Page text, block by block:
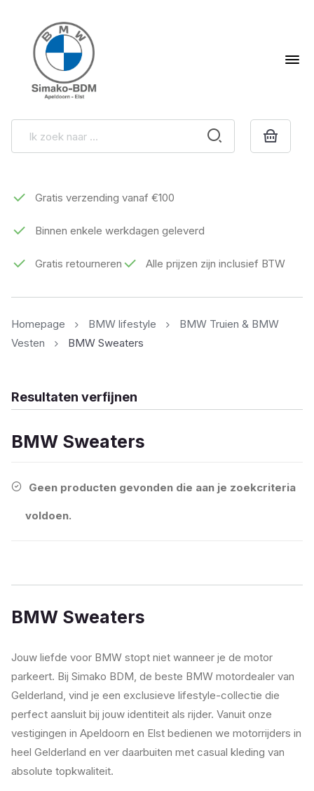
Gratis verzending vanaf €100
Binnen enkele werkdagen geleverd
Gratis retourneren Alle prijzen zijn inclusief BTW
Homepage BMW lifestyle
BMW Truien & BMW
Vesten
BMW Sweaters
BMW Sweaters
Geen producten gevonden die aan je zoekcriteria
voldoen.
Resultaten verfijnen
BMW Sweaters
Jouw liefde voor BMW stopt niet wanneer je de motor
parkeert. Bij Simako BDM, de beste BMW motordealer van
Gelderland, vind je een exclusieve lifestyle-collectie die
perfect aansluit bij jouw identiteit als rijder. Vanuit onze
vestigingen in Apeldoorn en Elst bedienen we motorrijders in
heel Gelderland en ver daarbuiten met casual kleding van
absolute topkwaliteit.